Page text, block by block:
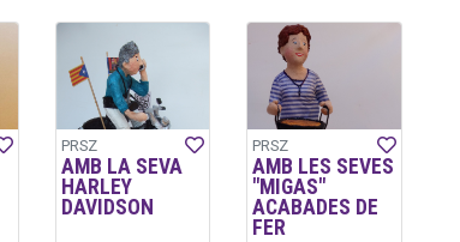
PRSZ
AMB LA SEVA
HARLEY
DAVIDSON
PRSZ
AMB LES SEVES
"MIGAS"
ACABADES DE
FER